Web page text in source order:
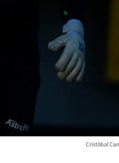
Cristóbal